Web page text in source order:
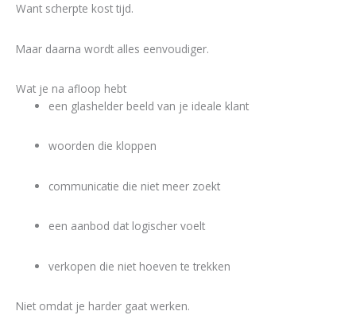
Want scherpte kost tijd.
Maar daarna wordt alles eenvoudiger.
Wat je na afloop hebt
een glashelder beeld van je ideale klant
woorden die kloppen
communicatie die niet meer zoekt
een aanbod dat logischer voelt
verkopen die niet hoeven te trekken
Niet omdat je harder gaat werken.